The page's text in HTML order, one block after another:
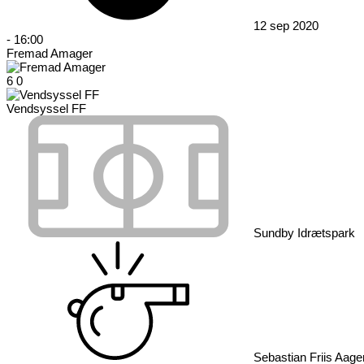
12 sep 2020
- 16:00
Fremad Amager
6 0
Vendsyssel FF
Sundby Idrætspark
Sebastian Friis